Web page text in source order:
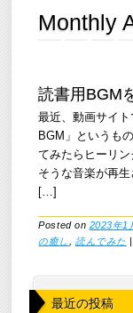
Monthly
読書用BGM
最近、動画サイ
BGM」というも
てみたらヒーリ
そうな音楽が再
[…]
Posted on 2023年1
の癒し
,読んでみた |
最近の投稿